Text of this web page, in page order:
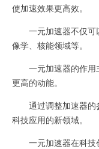
使加速效果更高效。
一元加速器不仅可
像学、核能领域等。
一元加速器的作用
更高的动能。
通过调整加速器的
科技应用的新领域。
一元加速器在科技